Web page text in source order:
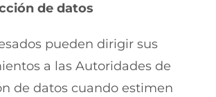
de datos
pueden dirigir sus
a las Autoridades de
de datos cuando estimen